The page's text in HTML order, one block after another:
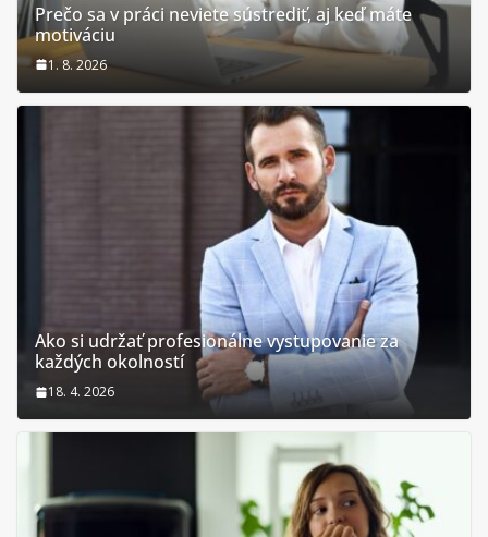
Prečo sa v práci neviete sústrediť, aj keď máte
motiváciu
1. 8. 2026
Ako si udržať profesionálne vystupovanie za
každých okolností
18. 4. 2026